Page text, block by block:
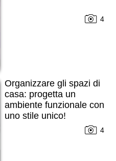
4
Organizzare gli spazi di
casa: progetta un
ambiente funzionale con
uno stile unico!
4